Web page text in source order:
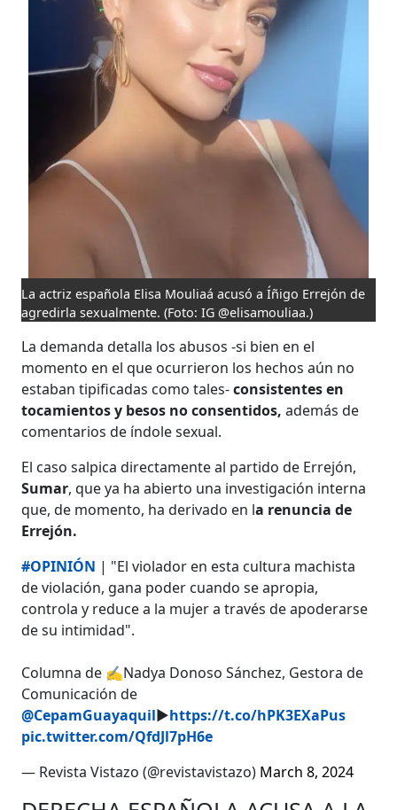
La actriz española Elisa Mouliaá acusó a Íñigo Errejón de
agredirla sexualmente.(Foto: IG @elisamouliaa.)
La demanda detalla los abusos -si bien en el
momento en el que ocurrieron los hechos aún no
estaban tipificadas como tales-consistentes en
tocamientos y besos no consentidos, además de
comentarios de índole sexual.
El caso salpica directamente al partido de Errejón,
Sumar, que ya ha abierto una investigación interna
que, de momento, ha derivado en la renuncia de
Errejón.
#OPINIÓN | "El violador en esta cultura machista
de violación, gana poder cuando se apropia,
controla y reduce a la mujer a través de apoderarse
de su intimidad".
Columna de ✍️Nadya Donoso Sánchez, Gestora de
Comunicación de
@CepamGuayaquil▶️https://t.co/hPK3EXaPus
pic.twitter.com/QfdJl7pH6e
— Revista Vistazo (@revistavistazo) March 8, 2024